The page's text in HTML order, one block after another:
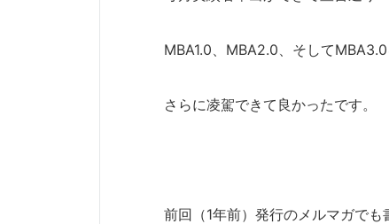
MBA1.0、MBA2.0、そして
さらに凌駕できて良かったです。
前回（1年前）発行のメルマガでも